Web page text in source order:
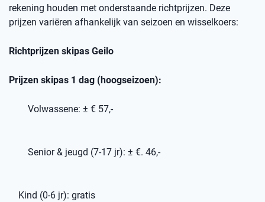
rekening houden met onderstaande richtprijzen. Deze
prijzen variëren afhankelijk van seizoen en wisselkoers:
Richtprijzen skipas Geilo
Prijzen skipas 1 dag (hoogseizoen):
Volwassene: ± € 57,-
Senior & jeugd (7-17 jr): ± €. 46,-
Kind (0-6 jr): gratis